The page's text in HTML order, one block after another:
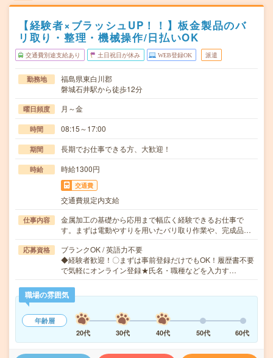
【経験者×ブラッシュUP！！】板金製品のバ
リ取り・整理・機械操作/日払いOK
交通費別途支給あり 土日祝日が休み WEB登録OK 派遣
勤務地
福島県東白川郡
磐城石井駅から徒歩12分
曜日頻度 月～金
時間 08:15～17:00
期間 長期でお仕事できる方、大歓迎！
時給 時給1300円
交通費
交通費規定内支給
仕事内容
金属加工の基礎から応用まで幅広く経験できるお仕事で
す。まずは電動やすりを用いたバリ取り作業や、完成品…
応募資格
ブランクOK / 英語力不要
◆経験者歓迎！〇まずは事前登録だけでもOK！履歴書不要
で気軽にオンライン登録★氏名・職種などを入力す…
職場の雰囲気
年齢層
20代
30代 40代 50代 60代